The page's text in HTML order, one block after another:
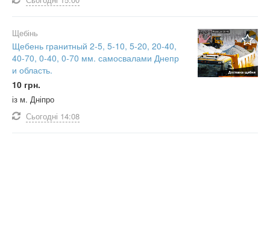
Щебінь
Щебень гранитный 2-5, 5-10, 5-20, 20-40,
40-70, 0-40, 0-70 мм. самосвалами Днепр
и область.
10 грн.
із м. Дніпро
Сьогодні 14:08